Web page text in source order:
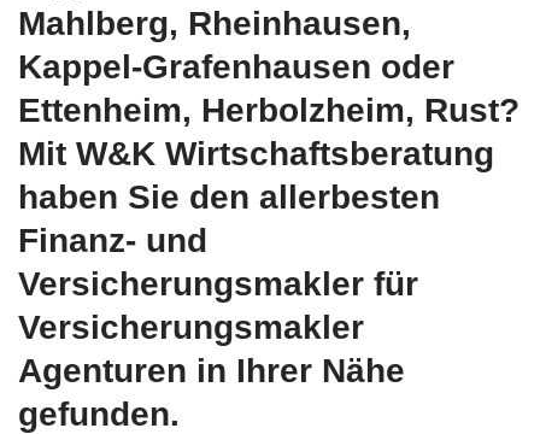
Mahlberg, Rheinhausen,
Kappel-Grafenhausen oder
Ettenheim, Herbolzheim, Rust?
Mit W&K Wirtschaftsberatung
haben Sie den allerbesten
Finanz- und
Versicherungsmakler für
Versicherungsmakler
Agenturen in Ihrer Nähe
gefunden.